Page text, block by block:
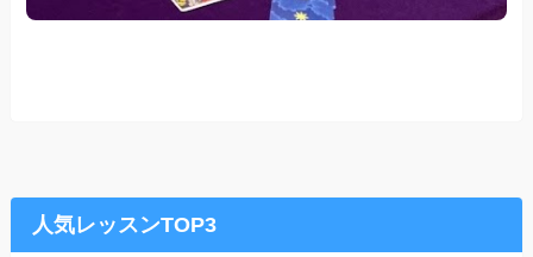
人気レッスンTOP3